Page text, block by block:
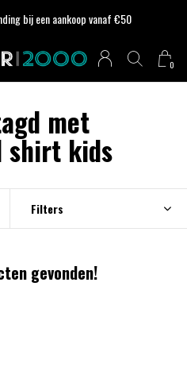
0
bij een aankoop vanaf €50
met
shirt kids
Filters
gevonden!